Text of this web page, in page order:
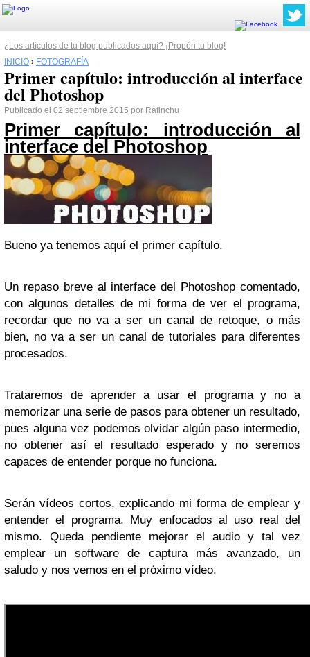
¿Los artículos de tu blog publicados aquí? ¡Propón tu blog!
INICIO › FOTOGRAFÍA
Primer capítulo: introducción al interface
del Photoshop
Publicado el 02 septiembre 2015 por Rafinchu
Primer capítulo: introducción al
interface del Photoshop
Bueno ya tenemos aquí el primer capítulo.
Un repaso breve al interface del Photoshop comentado,
con algunos detalles de mi forma de ver el programa,
recordar que no va a ser un canal de retoque, o más
bien, no va a ser un canal de tutoriales para diferentes
procesados.
Trataremos de aprender a usar el programa y no a
memorizar una serie de pasos para obtener un resultado,
pues alguna vez podemos olvidar algún paso intermedio,
no obtener así el resultado esperado y no seremos
capaces de entender porque no funciona.
Serán vídeos cortos, explicando mi forma de emplear y
entender el programa. Muy enfocados al uso real del
mismo. Queda pendiente mejorar el audio y tal vez
emplear un software de captura más avanzado, un
saludo y nos vemos en el próximo vídeo.